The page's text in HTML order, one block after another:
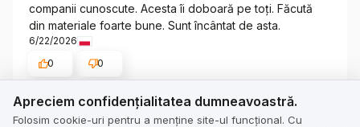
Arată originalul
companii cunoscute. Acesta îi doboară pe toți. Făcută
din materiale foarte bune. Sunt încântat de asta.
6/22/2026
0
0
Apreciem confidențialitatea dumneavoastră.
Folosim cookie-uri pentru a menține site-ul funcțional. Cu